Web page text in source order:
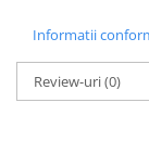
Gratare
Pirostrii si
Plite & aragaze
Informatii
Review-uri(0)